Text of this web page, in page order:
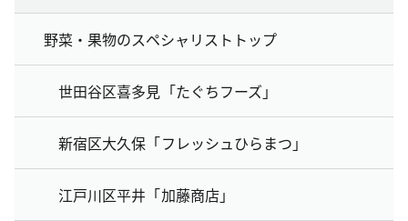
野菜・果物のスペシャリストトップ
世田谷区喜多見「たぐちフーズ」
新宿区大久保「フレッシュひらまつ」
江戸川区平井「加藤商店」